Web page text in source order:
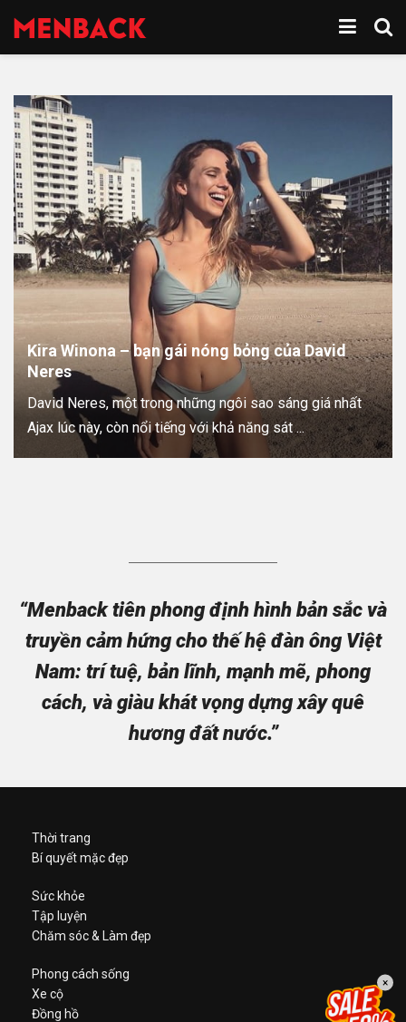
Kira Winona – bạn gái nóng bỏng của David
Neres
David Neres, một trong những ngôi sao sáng giá nhất
Ajax lúc này, còn nổi tiếng với khả năng sát ...
“Menback tiên phong định hình bản sắc và
truyền cảm hứng cho thế hệ đàn ông Việt
Nam: trí tuệ, bản lĩnh, mạnh mẽ, phong
cách, và giàu khát vọng dựng xây quê
hương đất nước.”
Thời trang
Bí quyết mặc đẹp
Sức khỏe
Tập luyện
Chăm sóc & Làm đẹp
Phong cách sống
Xe cộ
Đồng hồ
×